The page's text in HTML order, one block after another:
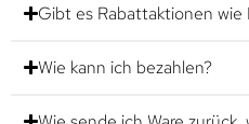
Gibt es Rabattaktionen wie
Wie kann ich bezahlen?